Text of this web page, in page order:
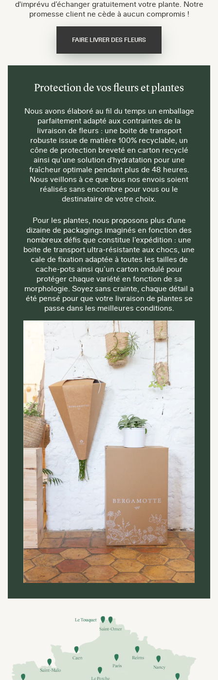
d'imprévu d’échanger gratuitement votre plante. Notre
promesse client ne cède à aucun compromis !
FAIRE LIVRER DES FLEURS
Protection de vos fleurs et plantes
Nous avons élaboré au fil du temps un emballage
parfaitement adapté aux contraintes de la
livraison de fleurs : une boite de transport
robuste issue de matière 100% recyclable, un
cône de protection breveté en carton recyclé
ainsi qu’une solution d'hydratation pour une
fraîcheur optimale pendant plus de 48 heures.
Nous veillons à ce que tous nos envois soient
réalisés sans encombre pour vous ou le
destinataire de votre choix.
Pour les plantes, nous proposons plus d'une
dizaine de packagings imaginés en fonction des
nombreux défis que constitue l’expédition : une
boite de transport ultra-résistante aux chocs, une
cale de fixation adaptée à toutes les tailles de
cache-pots ainsi qu’un carton ondulé pour
protéger chaque variété en fonction de sa
morphologie. Soyez sans crainte, chaque détail a
été pensé pour que votre livraison de plantes se
passe dans les meilleures conditions.